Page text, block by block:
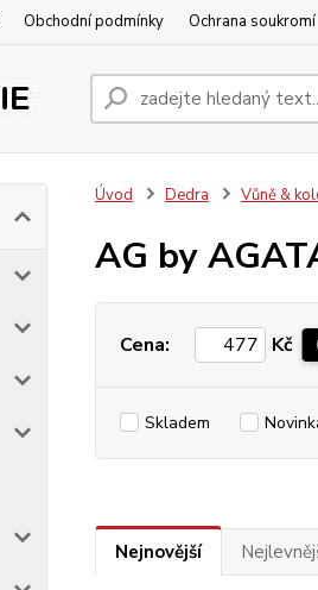
Obchodní podmínky Ochrana soukromí
Úvod Dedra Vůně &
AG by
Cena: Kč
Skladem
Nejnovější